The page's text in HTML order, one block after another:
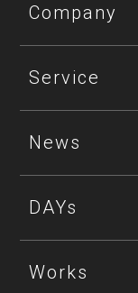
Company
Service
News
DAYs
Works